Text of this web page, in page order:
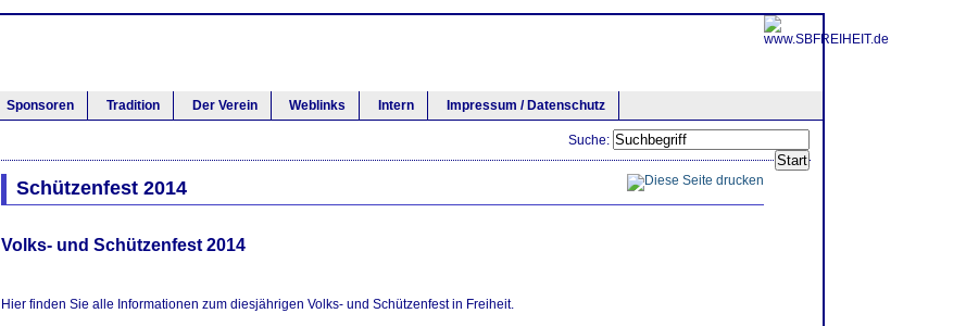
Sponsoren Tradition Der Verein Weblinks Intern Impressum / Datenschutz
Suche:
Schützenfest 2014
Volks- und Schützenfest 2014
Hier finden Sie alle Informationen zum diesjährigen Volks- und Schützenfest in Freiheit.